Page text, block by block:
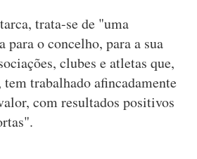
trata-se de "uma
para o concelho, para a sua
clubes e atletas que,
tem trabalhado afincadamente
com resultados positivos